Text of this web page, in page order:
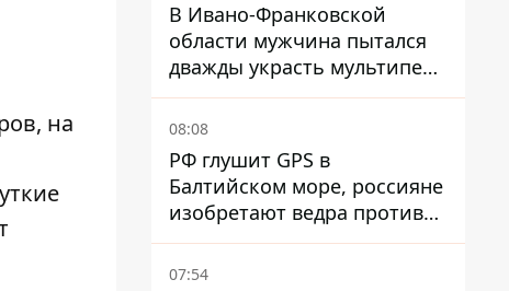
на
В Ивано-Франковской
области мужчина пытался
дважды украсть мультипечь
из Эпицентра - суд вынес
приговор
08:08
РФ глушит GPS в
Балтийском море, россияне
изобретают ведра против
РЭБ
07:54